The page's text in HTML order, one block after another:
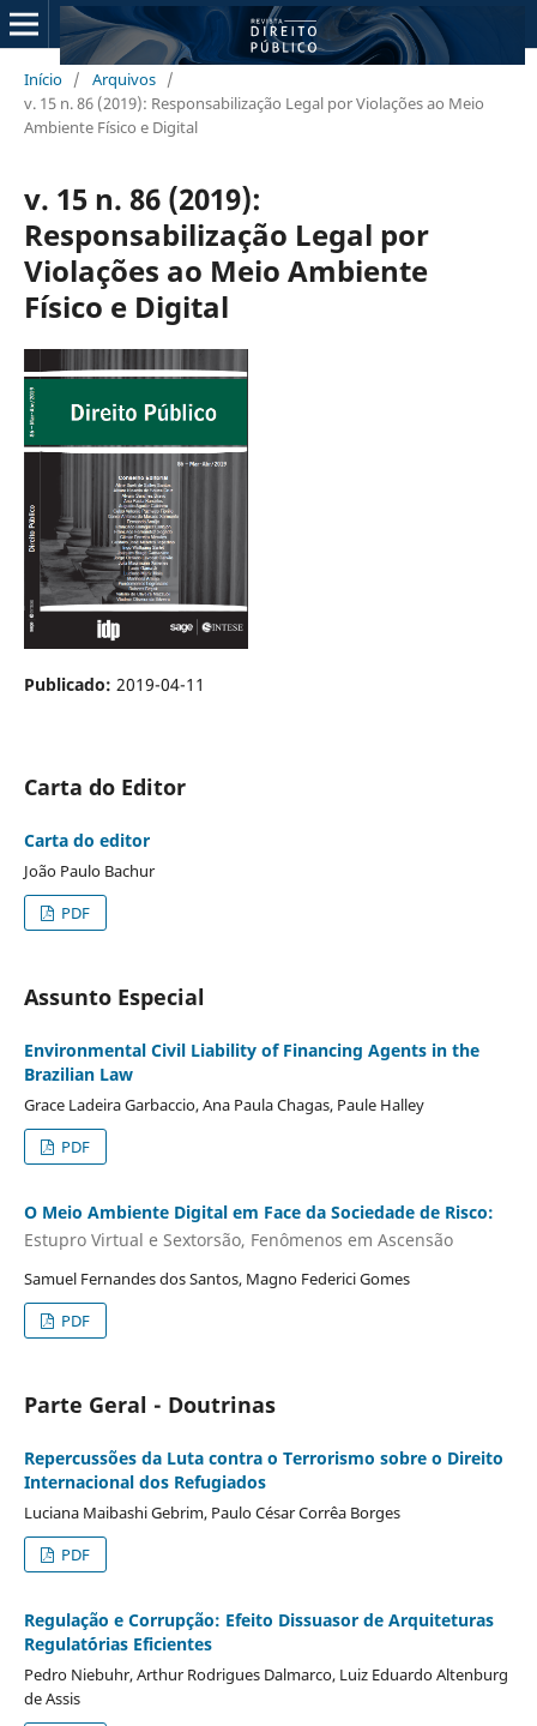
Início / Arquivos /
v. 15 n. 86 (2019): Responsabilização Legal por Violações ao Meio
Ambiente Físico e Digital
v. 15 n. 86 (2019):
Responsabilização Legal por
Violações ao Meio Ambiente
Físico e Digital
Publicado: 2019-04-11
Carta do Editor
Carta do editor
João Paulo Bachur
PDF
Assunto Especial
Environmental Civil Liability of Financing Agents in the
Brazilian Law
Grace Ladeira Garbaccio, Ana Paula Chagas, Paule Halley
PDF
O Meio Ambiente Digital em Face da Sociedade de Risco:
Estupro Virtual e Sextorsão, Fenômenos em Ascensão
Samuel Fernandes dos Santos, Magno Federici Gomes
PDF
Parte Geral - Doutrinas
Repercussões da Luta contra o Terrorismo sobre o Direito
Internacional dos Refugiados
Luciana Maibashi Gebrim, Paulo César Corrêa Borges
PDF
Regulação e Corrupção: Efeito Dissuasor de Arquiteturas
Regulat´órias Eficientes
Pedro Niebuhr, Arthur Rodrigues Dalmarco, Luiz Eduardo Altenburg
de Assis